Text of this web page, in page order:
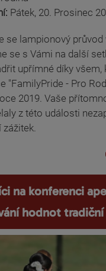
Pátek, 20. Prosinec
se lampionový průvod
se s Vámi na další
upřímné díky všem,
"FamilyPride - Pro
2019. Vaše
z této události
na konferenci
hodnot